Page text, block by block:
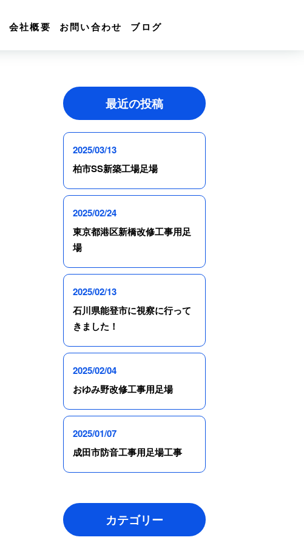
会社概要 お問い合わせ ブログ
最近の投稿
2025/03/13
柏市SS新築工場足場
2025/02/24
東京都港区新橋改修工事用足
場
2025/02/13
石川県能登市に視察に行って
きました！
2025/02/04
おゆみ野改修工事用足場
2025/01/07
成田市防音工事用足場工事
カテゴリー